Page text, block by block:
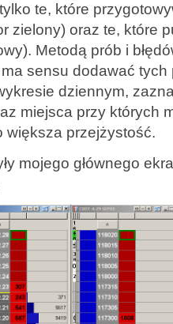
te, które
zielony) oraz te, które
Metodą prób i
sensu dodawać
dziennym,
miejsca przy których
większa przejżystość.
mojego głównego